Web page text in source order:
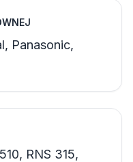
Panasonic,
RNS 315,